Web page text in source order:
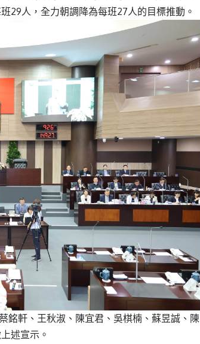
29人，全力朝調降為每班27人的目標推動。
銘軒、王秋淑、陳宜君、吳棋楠、蘇昱誠、陳
述宣示。